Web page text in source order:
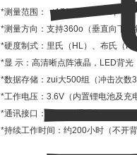
*测量范围：（170-960）HLD,（
*测量方向：支持360o（垂直向下、
*硬度制式：里氏（HL）、布氏（
*显 示：高清晰点阵液晶，LED背光
*数据存储：zui大500组（冲击次数
*工作电压：3.6V（内置锂电池及充
*通讯接口：USB1.1通讯接口
*持续工作时间：约200小时（不开背